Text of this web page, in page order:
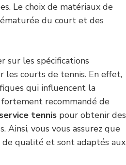
Le choix de matériaux de
du court et des
sur les spécifications
les courts de tennis. En effet,
qui influencent la
recommandé de
service tennis pour obtenir des
Ainsi, vous vous assurez que
qualité et sont adaptés aux